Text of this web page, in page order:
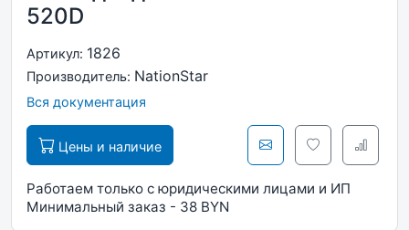
520D
Артикул: 1826
Производитель: NationStar
Вся документация
Цены и наличие
Работаем только с юридическими лицами и ИП
Минимальный заказ - 38 BYN